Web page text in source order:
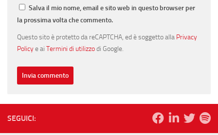
Salva il mio nome, email e sito web in questo browser per
la prossima volta che commento.
Questo sito è protetto da reCAPTCHA, ed è soggetto alla Privacy
Policye ai Termini di utilizzodi Google.
SEGUICI: